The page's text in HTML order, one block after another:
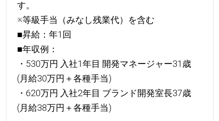
す。
※等級手当（みなし残業代）を含む
■昇給：年1回
■年収例：
・530万円 入社1年目 開発マネージャー31歳
(月給30万円＋各種手当)
・620万円 入社2年目 ブランド開発室長37歳
(月給38万円＋各種手当)